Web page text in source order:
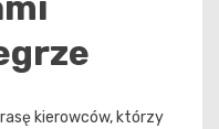
kierowców, którzy